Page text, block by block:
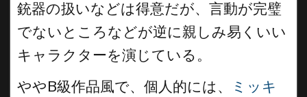
銃器の扱いなどは得意だが、言動が完璧
でないところなどが逆に親しみ易くいい
キャラクターを演じている。
ややB級作品風で、個人的には、
ミッキ